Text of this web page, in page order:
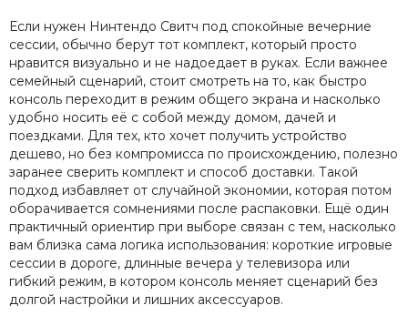
Если нужен Нинтендо Свитч под спокойные вечерние
сессии, обычно берут тот комплект, который просто
нравится визуально и не надоедает в руках. Если важнее
семейный сценарий, стоит смотреть на то, как быстро
консоль переходит в режим общего экрана и насколько
удобно носить её с собой между домом, дачей и
поездками. Для тех, кто хочет получить устройство
дешево, но без компромисса по происхождению, полезно
заранее сверить комплект и способ доставки. Такой
подход избавляет от случайной экономии, которая потом
оборачивается сомнениями после распаковки. Ещё один
практичный ориентир при выборе связан с тем, насколько
вам близка сама логика использования: короткие игровые
сессии в дороге, длинные вечера у телевизора или
гибкий режим, в котором консоль меняет сценарий без
долгой настройки и лишних аксессуаров.